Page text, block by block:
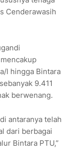
Cenderawasih
I hingga Bintara
9.411
berwenang.
antaranya telah
dari berbagai
Bintara PTU,”